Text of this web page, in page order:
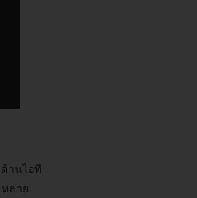
านไอที
ลาย